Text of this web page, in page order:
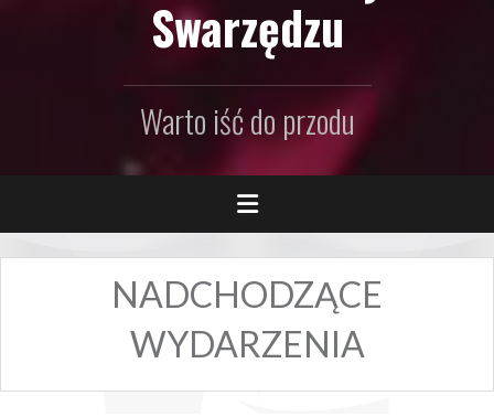
Swarzędzu
Warto iść do przodu
NADCHODZĄCE
WYDARZENIA